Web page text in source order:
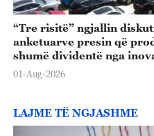
“Tre risitë” ngjallin
anketuarve presin që
shumë dividentë nga
01-Aug-2026
LAJME TË NGJASHME